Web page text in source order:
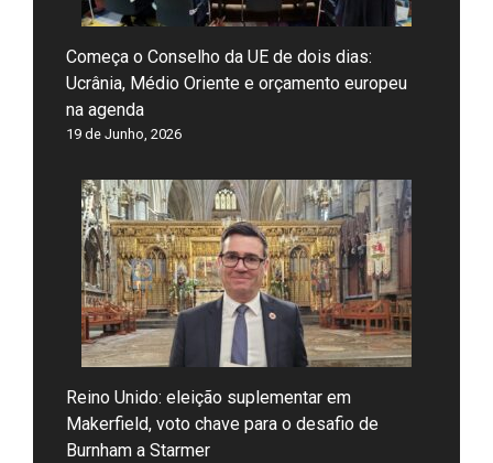
Começa o Conselho da UE de dois dias:
Ucrânia, Médio Oriente e orçamento europeu
na agenda
19 de Junho, 2026
Reino Unido: eleição suplementar em
Makerfield, voto chave para o desafio de
Burnham a Starmer